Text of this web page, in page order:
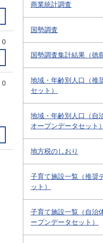
0
0
商業統計調査
国勢調査
国勢調査集計結果（徳
地域・年齢別人口（推
セット）
地域・年齢別人口（自
オープンデータセット）
地方税のしおり
子育て施設一覧（推奨
ット）
子育て施設一覧（自治
ープンデータセット）